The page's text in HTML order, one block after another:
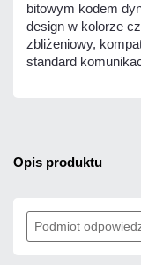
bitowym kodem
design w kolorze
zbliżeniowy,
standard
opis produktu
Podmiot